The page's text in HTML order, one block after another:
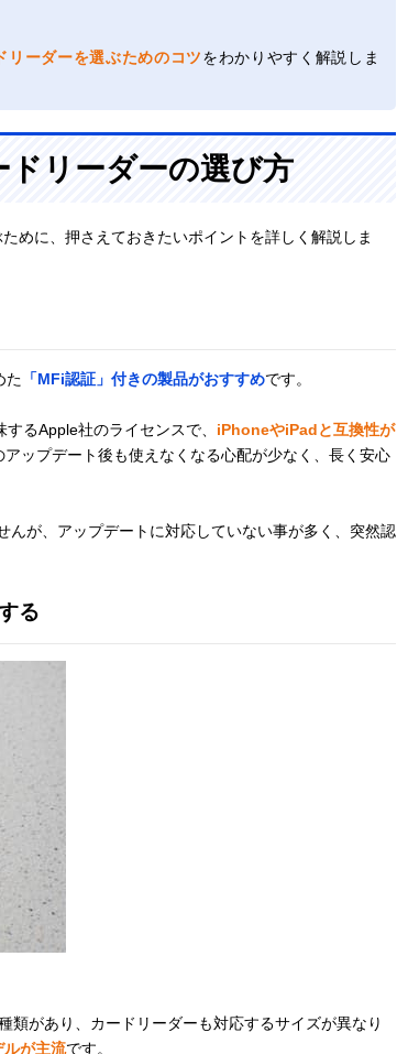
ーダーを選ぶためのコツをわかりやすく解説しま
リーダーの選び方
めに、押さえておきたいポイントを詳しく解説しま
た 「MFi認証」付きの製品がおすすめです。
るApple社のライセンスで、 iPhoneやiPadと互換性が
ップデート後も使えなくなる心配が少なく、長く安心
んが、アップデートに対応していない事が多く、突然認
る
類があり、カードリーダーも対応するサイズが異なり
が主流です。